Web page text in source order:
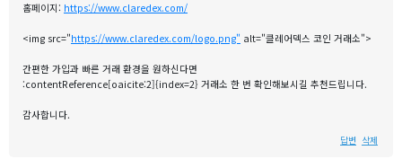
홈페이지: https://www.claredex.com/
<img src="https://www.claredex.com/logo.png" alt="클레어덱스 코인 거래소">
간편한 가입과 빠른 거래 환경을 원하신다면
:contentReference[oaicite:2]{index=2} 거래소 한 번 확인해보시길 추천드립니다.
감사합니다.
답변 삭제